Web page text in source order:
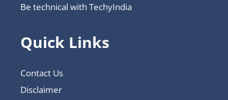
Be technical with TechyIndia
Quick Links
Contact Us
Disclaimer